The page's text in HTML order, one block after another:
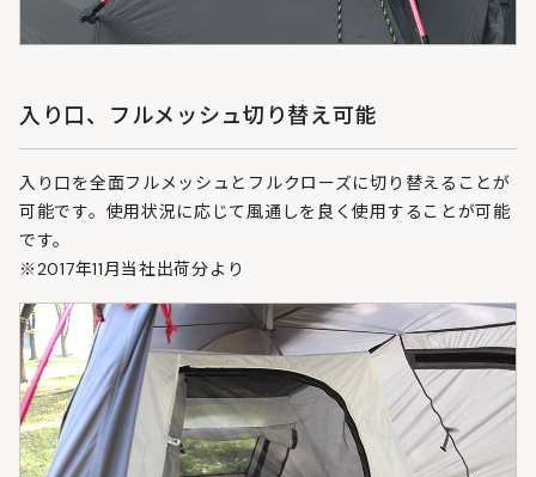
入り口、フルメッシュ切り替え可能
入り口を全面フルメッシュとフルクローズに切り替えることが
可能です。使用状況に応じて風通しを良く使用することが可能
です。
※2017年11月当社出荷分より